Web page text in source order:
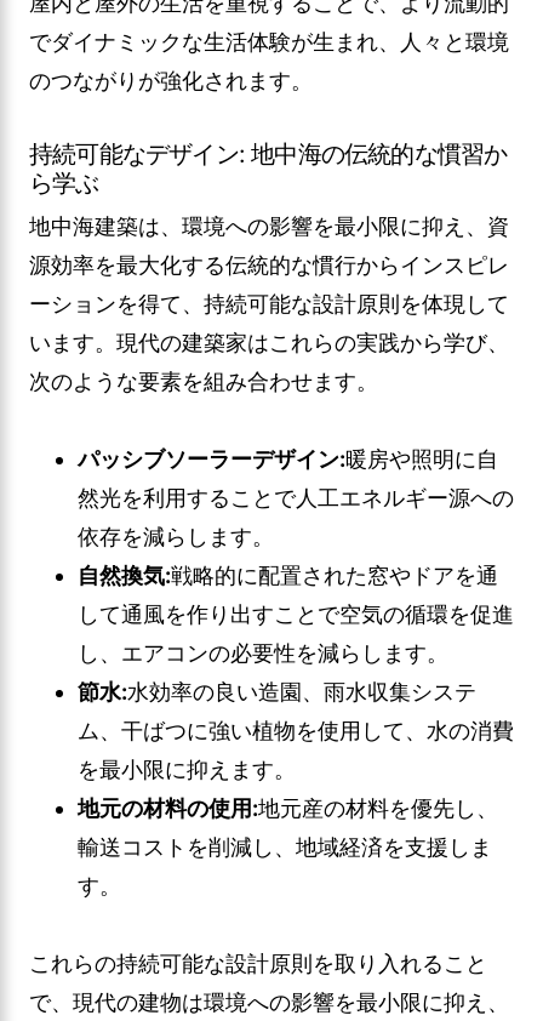
でダイナミックな生活体験が生まれ、人々と環境
のつながりが強化されます。
持続可能なデザイン: 地中海の伝統的な慣習か
ら学ぶ
地中海建築は、環境への影響を最小限に抑え、資
源効率を最大化する伝統的な慣行からインスピレ
ーションを得て、持続可能な設計原則を体現して
います。現代の建築家はこれらの実践から学び、
次のような要素を組み合わせます。
パッシブソーラーデザイン:暖房や照明に自
然光を利用することで人工エネルギー源への
依存を減らします。
自然換気:戦略的に配置された窓やドアを通
して通風を作り出すことで空気の循環を促進
し、エアコンの必要性を減らします。
節水:水効率の良い造園、雨水収集システ
ム、干ばつに強い植物を使用して、水の消費
を最小限に抑えます。
地元の材料の使用:地元産の材料を優先し、
輸送コストを削減し、地域経済を支援しま
す。
これらの持続可能な設計原則を取り入れること
で、現代の建物は環境への影響を最小限に抑え、